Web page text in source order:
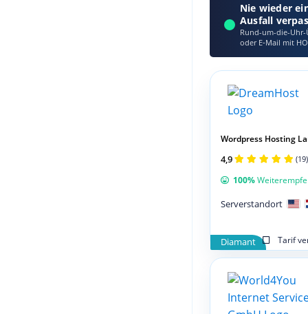
Nie wieder
Ausfall
Rund-um-die-Uhr-
oder E‑Mail mit
Diamant Tarif
Wordpress Hosting
4,9 (19)
100%
Serverstandort